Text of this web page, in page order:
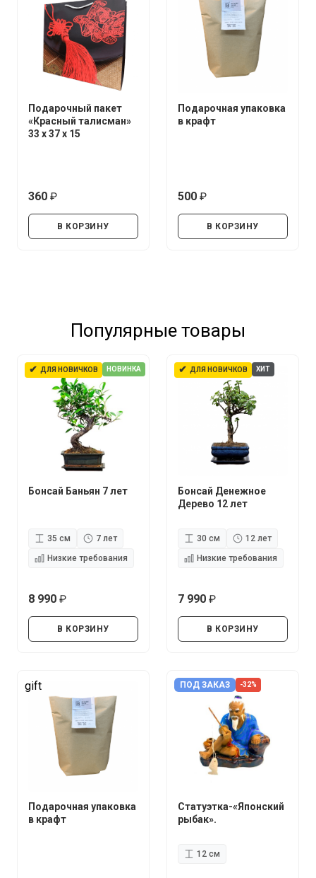
Подарочный пакет
«Красный талисман»
33 х 37 х 15
360
В КОРЗИНУ
Подарочная упаковка
в крафт
500
В КОРЗИНУ
Популярные товары
✔ ДЛЯ НОВИЧКОВ НОВИНКА
Бонсай Баньян 7 лет
35 см
7 лет
Низкие требования
8 990
В КОРЗИНУ
✔ ДЛЯ НОВИЧКОВ ХИТ
Бонсай Денежное
Дерево 12 лет
30 см
12 лет
Низкие требования
7 990
В КОРЗИНУ
gift
Подарочная упаковка
в крафт
ПОД ЗАКАЗ -32%
Статуэтка-«Японский
рыбак».
12 см